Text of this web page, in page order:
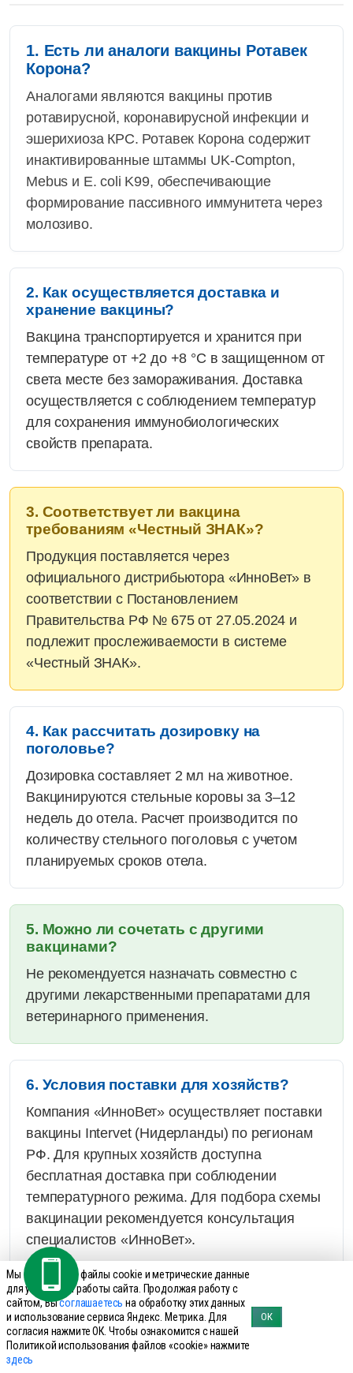
1. Есть ли аналоги вакцины Ротавек
Корона?
Аналогами являются вакцины против
ротавирусной, коронавирусной инфекции и
эшерихиоза КРС. Ротавек Корона содержит
инактивированные штаммы UK-Compton,
Mebus и E. coli K99, обеспечивающие
формирование пассивного иммунитета через
молозиво.
2. Как осуществляется доставка и
хранение вакцины?
Вакцина транспортируется и хранится при
температуре от +2 до +8 °C в защищенном от
света месте без замораживания. Доставка
осуществляется с соблюдением температур
для сохранения иммунобиологических
свойств препарата.
3. Соответствует ли вакцина
требованиям «Честный ЗНАК»?
Продукция поставляется через
официального дистрибьютора «ИнноВет» в
соответствии с Постановлением
Правительства РФ № 675 от 27.05.2024 и
подлежит прослеживаемости в системе
«Честный ЗНАК».
4. Как рассчитать дозировку на
поголовье?
Дозировка составляет 2 мл на животное.
Вакцинируются стельные коровы за 3–12
недель до отела. Расчет производится по
количеству стельного поголовья с учетом
планируемых сроков отела.
5. Можно ли сочетать с другими
вакцинами?
Не рекомендуется назначать совместно с
другими лекарственными препаратами для
ветеринарного применения.
6. Условия поставки для хозяйств?
Компания «ИнноВет» осуществляет поставки
вакцины Intervet (Нидерланды) по регионам
РФ. Для крупных хозяйств доступна
бесплатная доставка при соблюдении
температурного режима. Для подбора схемы
вакцинации рекомендуется консультация
специалистов «ИнноВет».
Меры предосторожности
Мы используем файлы cookie и метрические данные
для улучшения работы сайта. Продолжая работу с
сайтом, Высоглашаетесь на обработку этих данных
и использование сервиса Яндекс. Метрика. Для
согласия нажмите ОК. Чтобы ознакомится с нашей
Политикой использования файлов «cookie» нажмите
здесь
ОК